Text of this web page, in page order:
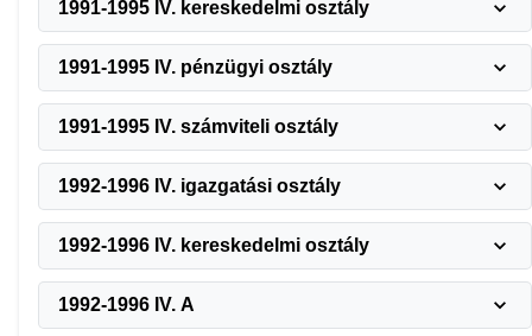
1991-1995 IV. kereskedelmi osztály
1991-1995 IV. pénzügyi osztály
1991-1995 IV. számviteli osztály
1992-1996 IV. igazgatási osztály
1992-1996 IV. kereskedelmi osztály
1992-1996 IV. A